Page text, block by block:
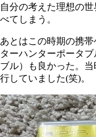
自分の考えた理想の
べてしまう。
あとはこの時期の携
ターハンターポータ
ブル）も良かった。
行していました(笑)。